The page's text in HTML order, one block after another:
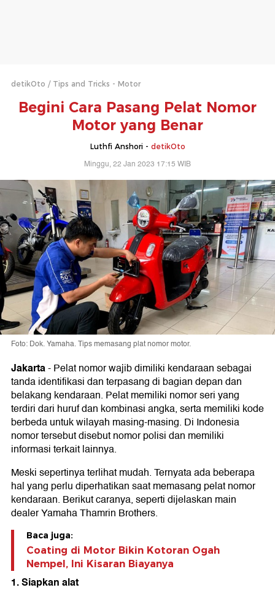
detikOto Tips and Tricks - Motor
Begini Cara Pasang Pelat Nomor
Motor yang Benar
Luthfi Anshori - detikOto
Minggu, 22 Jan 2023 17:15 WIB
Foto: Dok. Yamaha. Tips memasang plat nomor motor.
Jakarta-Pelat nomor wajib dimiliki kendaraan sebagai
tanda identifikasi dan terpasang di bagian depan dan
belakang kendaraan. Pelat memiliki nomor seri yang
terdiri dari huruf dan kombinasi angka, serta memiliki kode
berbeda untuk wilayah masing-masing. Di Indonesia
nomor tersebut disebut nomor polisi dan memiliki
informasi terkait lainnya.
Meski sepertinya terlihat mudah. Ternyata ada beberapa
hal yang perlu diperhatikan saat memasang pelat nomor
kendaraan. Berikut caranya, seperti dijelaskan main
dealer Yamaha Thamrin Brothers.
Baca juga:
Coating di Motor Bikin Kotoran Ogah
Nempel, Ini Kisaran Biayanya
1. Siapkan alat